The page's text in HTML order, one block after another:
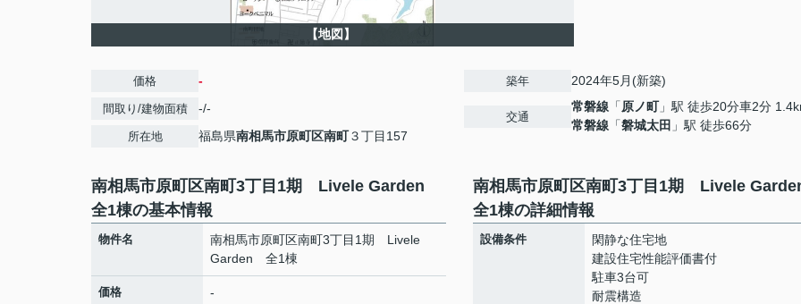
【地図】
価格 -
間取り/建物面積 -/-
所在地 福島県南相馬市原町区南町３丁目157
築年 2024年5月(新築)
交通
常磐線 「原ノ町」駅 徒歩20分車2分
常磐線 「磐城太田 」駅 徒歩66分
南相馬市原町区南町3丁目1期 Livele Garden
全1棟の基本情報
物件名
南相馬市原町区南町3丁目1期 Livele
Garden 全1棟
価格 -
南相馬市原町区南町3丁目1期 Livele
全1棟の詳細情報
設備条件
閑静な住宅地
建設住宅性能評価書付
駐車3台可
耐震構造